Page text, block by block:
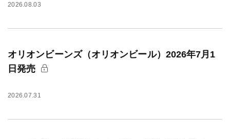
2026.08.03
オリオンビーンズ（オリオンビール）2026年7月1
日発売
2026.07.31